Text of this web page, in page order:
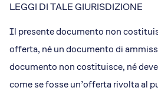
LEGGI DI TALE GIURISDIZIONE
Il presente documento non
offerta, né un documento di
documento non costituisce, né
come se fosse un’offerta rivolta al